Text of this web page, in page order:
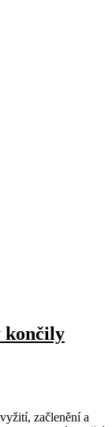
končily
začlenění a